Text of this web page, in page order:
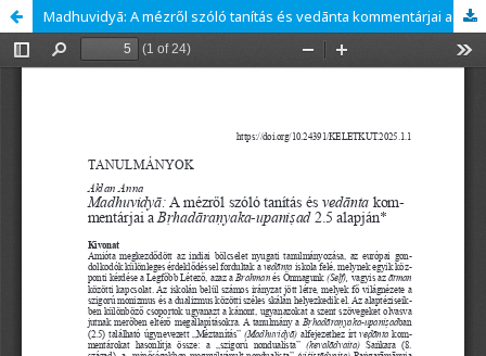
Madhuvidyā: A mézről szóló tanítás és vedānta kommentárjai a Bṛhadāraṇyaka-upaniṣad 2.5 alapján